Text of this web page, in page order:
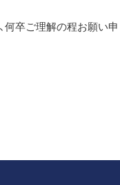
卒ご理解の程お願い申